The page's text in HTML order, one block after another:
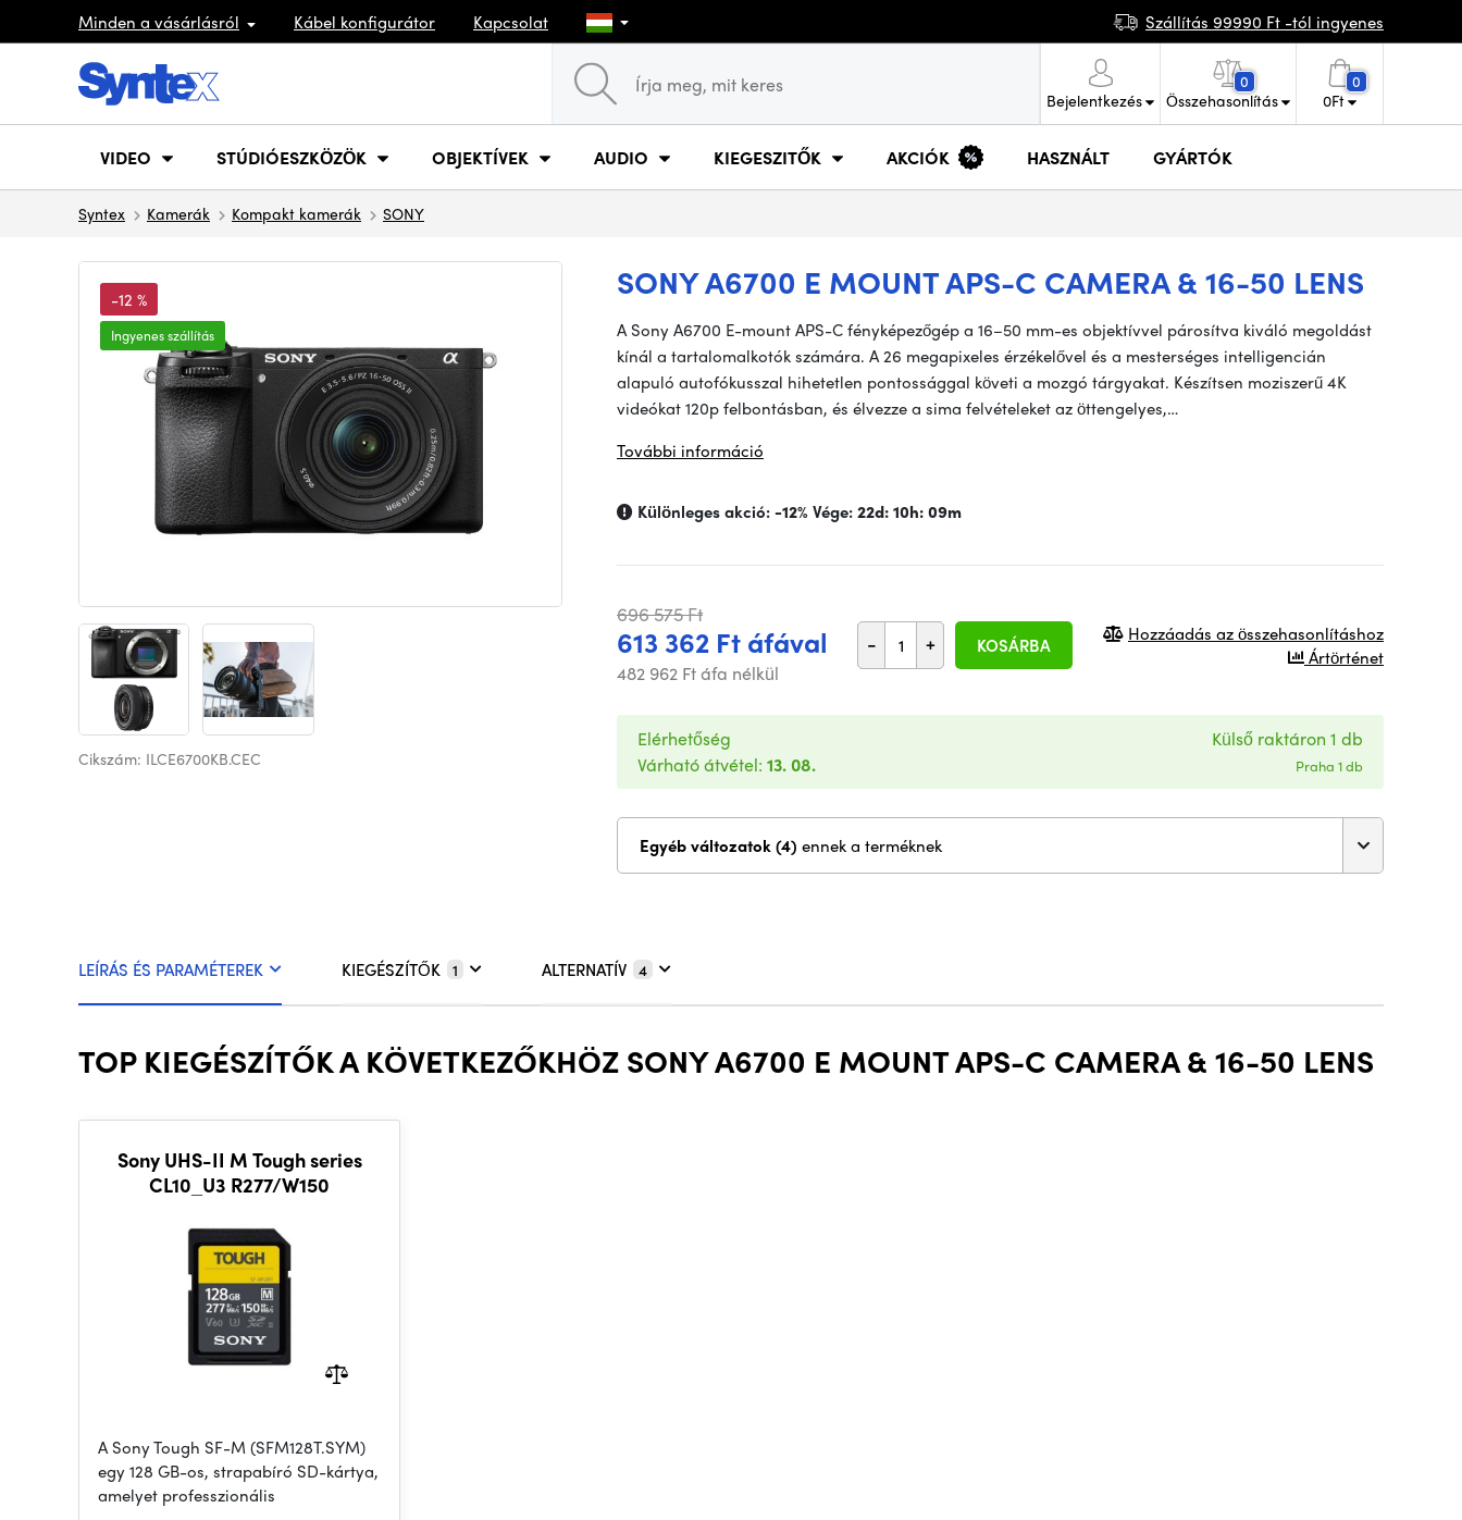
Minden a vásárlásról Kábel konfigurátor Kapcsolat Szállítás 99990 Ft -tól ingyenes
Bejelentkezés
0
Összehasonlítás
0
0Ft
VIDEO STÚDIÓESZKÖZÖK OBJEKTÍVEK AUDIO KIEGESZITŐK AKCIÓK HASZNÁLT GYÁRTÓK
Syntex Kamerák Kompakt kamerák SONY
SONY A6700 E MOUNT APS-C CAMERA & 16-50 LENS
-12 %
Ingyenes szállítás
Cikszám: ILCE6700KB.CEC
A Sony A6700 E-mount APS-C fényképezőgép a 16–50 mm-es objektívvel párosítva kiváló megoldást
kínál a tartalomalkotók számára. A 26 megapixeles érzékelővel és a mesterséges intelligencián
alapuló autofókusszal hihetetlen pontossággal követi a mozgó tárgyakat. Készítsen moziszerű 4K
videókat 120p felbontásban, és élvezze a sima felvételeket az öttengelyes,…
További információ
Különleges akció:-12% Vége:22d: 10h: 09m
696 575 Ft
613 362 Ft áfával
482 962 Ft áfa nélkül
- + KOSÁRBA
Hozzáadás az összehasonlításhoz
Ártörténet
Elérhetőség
Várható átvétel: 13. 08.
Külső raktáron 1 db
Praha 1 db
Egyéb változatok (4) ennek a terméknek
LEÍRÁS ÉS PARAMÉTEREK KIEGÉSZÍTŐK 1 ALTERNATÍV 4
TOP KIEGÉSZÍTŐK A KÖVETKEZŐKHÖZ SONY A6700 E MOUNT APS-C CAMERA & 16-50 LENS
Sony UHS-II M Tough series
CL10_U3 R277/W150
A Sony Tough SF-M (SFM128T.SYM)
egy 128 GB-os, strapabíró SD-kártya,
amelyet professzionális